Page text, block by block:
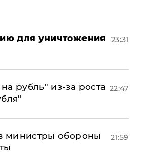
для уничтожения
23:31
рубль" из-за роста 22:47
министры обороны
21:59